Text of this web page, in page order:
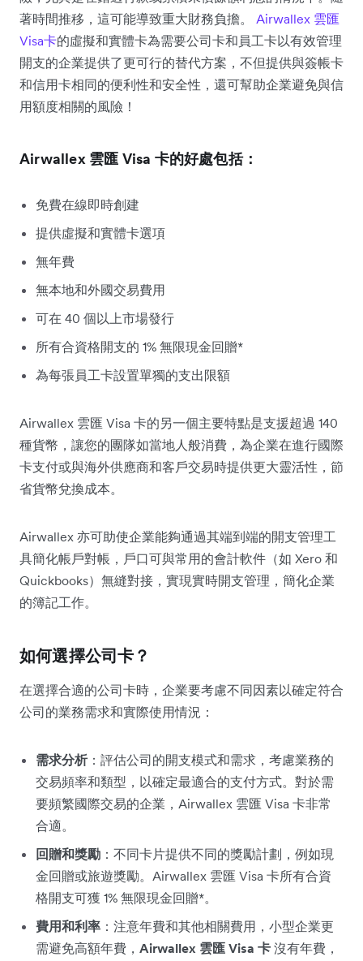
著時間推移，這可能導致重大財務負擔。 Airwallex 雲匯
Visa卡的虛擬和實體卡為需要公司卡和員工卡以有效管理
開支的企業提供了更可行的替代方案，不但提供與簽帳卡
和信用卡相同的便利性和安全性，還可幫助企業避免與信
用額度相關的風險！
Airwallex 雲匯 Visa 卡的好處包括：
免費在線即時創建
提供虛擬和實體卡選項
無年費
無本地和外國交易費用
可在 40 個以上市場發行
所有合資格開支的 1% 無限現金回贈*
為每張員工卡設置單獨的支出限額
Airwallex 雲匯 Visa 卡的另一個主要特點是支援超過 140
種貨幣，讓您的團隊如當地人般消費，為企業在進行國際
卡支付或與海外供應商和客戶交易時提供更大靈活性，節
省貨幣兌換成本。
Airwallex 亦可助使企業能夠通過其端到端的開支管理工
具簡化帳戶對帳，戶口可與常用的會計軟件（如 Xero 和
Quickbooks）無縫對接，實現實時開支管理，簡化企業
的簿記工作。
如何選擇公司卡？
在選擇合適的公司卡時，企業要考慮不同因素以確定符合
公司的業務需求和實際使用情況：
需求分析：評估公司的開支模式和需求，考慮業務的
交易頻率和類型，以確定最適合的支付方式。對於需
要頻繁國際交易的企業，Airwallex 雲匯 Visa 卡非常
合適。
回贈和獎勵 ：不同卡片提供不同的獎勵計劃，例如現
金回贈或旅遊獎勵。Airwallex 雲匯 Visa 卡所有合資
格開支可獲 1% 無限現金回贈*。
費用和利率 ：注意年費和其他相關費用，小型企業更
需避免高額年費， Airwallex 雲匯 Visa 卡 沒有年費，